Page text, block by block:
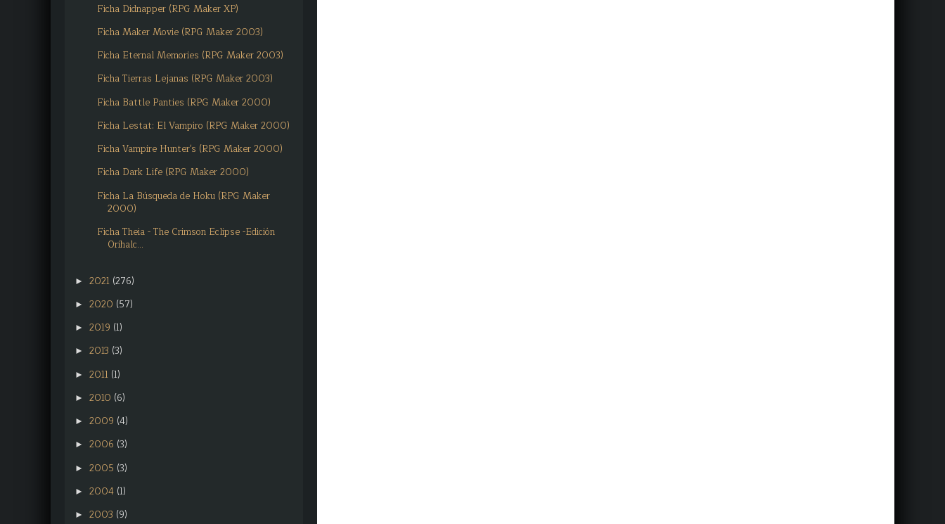
Ficha Didnapper (RPG Maker XP)
Ficha Maker Movie (RPG Maker 2003)
Ficha Eternal Memories (RPG Maker 2003)
Ficha Tierras Lejanas (RPG Maker 2003)
Ficha Battle Panties (RPG Maker 2000)
Ficha Lestat: El Vampiro (RPG Maker 2000)
Ficha Vampire Hunter's (RPG Maker 2000)
Ficha Dark Life (RPG Maker 2000)
Ficha La Búsqueda de Hoku (RPG Maker
2000)
Ficha Theia - The Crimson Eclipse -Edición
Orihalc...
► 2021 (276)
► 2020 (57)
► 2019 (1)
► 2013 (3)
► 2011 (1)
► 2010 (6)
► 2009 (4)
► 2006 (3)
► 2005 (3)
► 2004 (1)
► 2003 (9)